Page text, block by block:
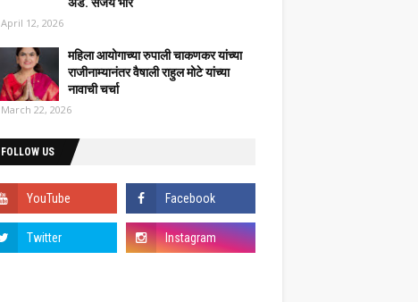
April 12, 2026
महिला आयोगाच्या रुपाली चाकणकर यांच्या
राजीनाम्यानंतर वैषाली राहुल मोटे यांच्या
नावाची चर्चा
March 22, 2026
FOLLOW US